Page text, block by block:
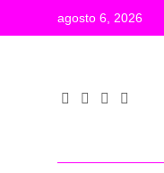
agosto 6, 2026